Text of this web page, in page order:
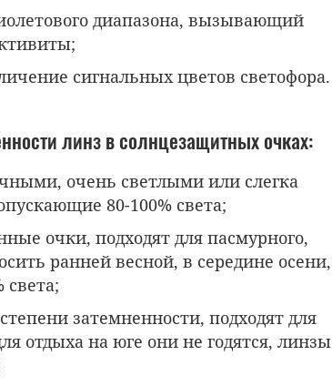
диапазона, вызывающий
сигнальных цветов светофора.
линз в солнцезащитных очках:
очень светлыми или слегка
80-100% света;
очки, подходят для пасмурного,
ранней весной, в середине осени,
затемненности, подходят для
отдыха на юге они не годятся, линзы